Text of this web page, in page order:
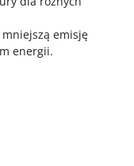
emisję
energii.